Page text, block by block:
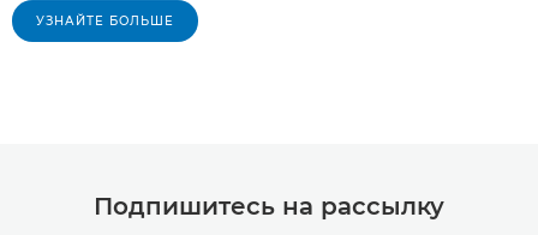
УЗНАЙТЕ БОЛЬШЕ
Подпишитесь на рассылку